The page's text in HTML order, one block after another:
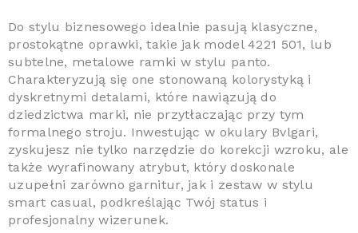
Do stylu biznesowego idealnie pasują klasyczne,
prostokątne oprawki, takie jak model 4221 501, lub
subtelne, metalowe ramki w stylu panto.
Charakteryzują się one stonowaną kolorystyką i
dyskretnymi detalami, które nawiązują do
dziedzictwa marki, nie przytłaczając przy tym
formalnego stroju. Inwestując w okulary Bvlgari,
zyskujesz nie tylko narzędzie do korekcji wzroku, ale
także wyrafinowany atrybut, który doskonale
uzupełni zarówno garnitur, jak i zestaw w stylu
smart casual, podkreślając Twój status i
profesjonalny wizerunek.